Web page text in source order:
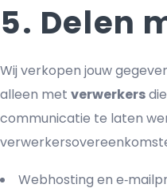
5. Delen
Wij verkopen jouw
alleen met verwerkers
communicatie te laten
Webhosting en